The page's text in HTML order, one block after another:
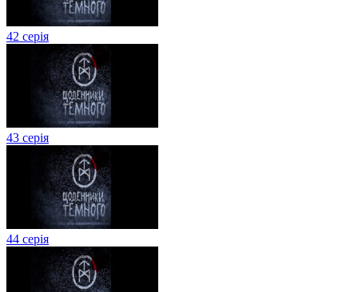
42 серія
43 серія
44 серія